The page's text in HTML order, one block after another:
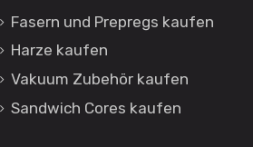
Fasern und Prepregs kaufen
Harze kaufen
Vakuum Zubehör kaufen
Sandwich Cores kaufen